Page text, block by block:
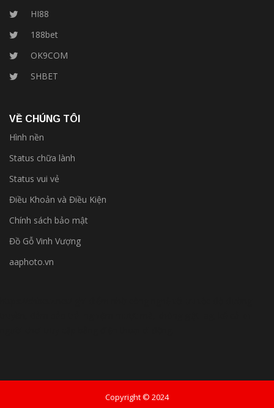
HI88
188bet
OK9COM
SHBET
VỀ CHÚNG TÔI
Hình nền
Status chữa lành
Status vui vẻ
Điều Khoản và Điều Kiện
Chính sách bảo mật
Đồ Gỗ Vinh Vượng
aaphoto.vn
Copyright © 2024